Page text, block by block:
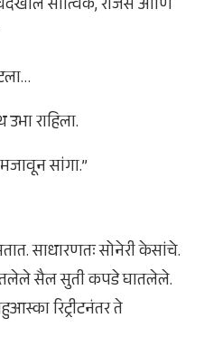
सात्विक, राजस आणि
राहिला.
सांगा.”
साधारणतः सोनेरी केसांचे.
सैल सुती कपडे घातलेले.
रिट्रीटनंतर ते